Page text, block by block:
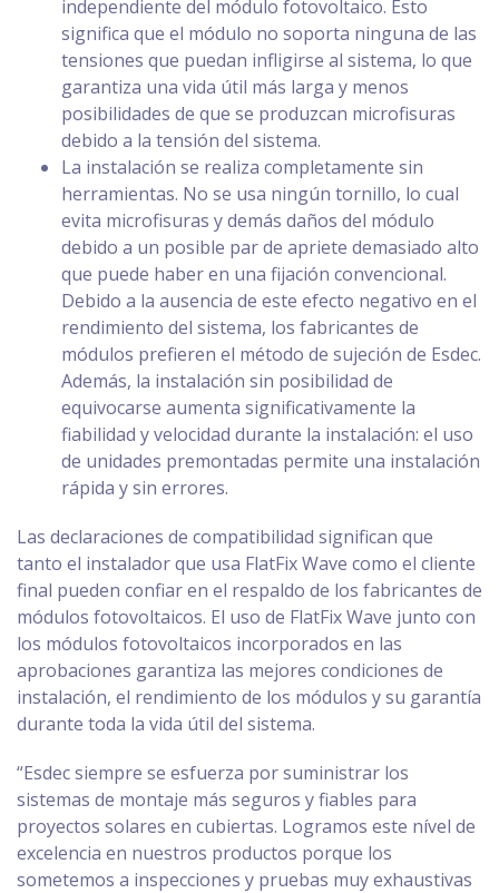
independiente del módulo fotovoltaico. Esto
significa que el módulo no soporta ninguna de las
tensiones que puedan infligirse al sistema, lo que
garantiza una vida útil más larga y menos
posibilidades de que se produzcan microfisuras
debido a la tensión del sistema.
La instalación se realiza completamente sin
herramientas. No se usa ningún tornillo, lo cual
evita microfisuras y demás daños del módulo
debido a un posible par de apriete demasiado alto
que puede haber en una fijación convencional.
Debido a la ausencia de este efecto negativo en el
rendimiento del sistema, los fabricantes de
módulos prefieren el método de sujeción de Esdec.
Además, la instalación sin posibilidad de
equivocarse aumenta significativamente la
fiabilidad y velocidad durante la instalación: el uso
de unidades premontadas permite una instalación
rápida y sin errores.
Las declaraciones de compatibilidad significan que
tanto el instalador que usa FlatFix Wave como el cliente
final pueden confiar en el respaldo de los fabricantes de
módulos fotovoltaicos. El uso de FlatFix Wave junto con
los módulos fotovoltaicos incorporados en las
aprobaciones garantiza las mejores condiciones de
instalación, el rendimiento de los módulos y su garantía
durante toda la vida útil del sistema.
“Esdec siempre se esfuerza por suministrar los
sistemas de montaje más seguros y fiables para
proyectos solares en cubiertas. Logramos este nível de
excelencia en nuestros productos porque los
sometemos a inspecciones y pruebas muy exhaustivas